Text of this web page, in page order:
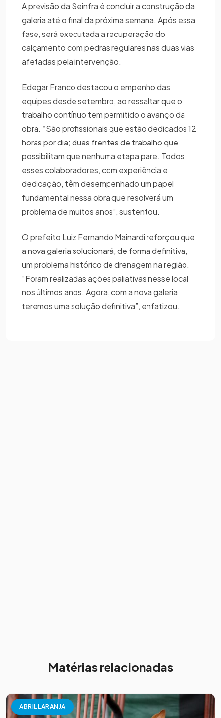
A previsão da Seinfra é concluir a construção da
galeria até o final da próxima semana. Após essa
fase, será executada a recuperação do
calçamento com pedras regulares nas duas vias
afetadas pela intervenção.
Edegar Franco destacou o empenho das
equipes desde setembro, ao ressaltar que o
trabalho contínuo tem permitido o avanço da
obra. “São profissionais que estão dedicados 12
horas por dia; duas frentes de trabalho que
possibilitam que nenhuma etapa pare. Todos
esses colaboradores, com experiência e
dedicação, têm desempenhado um papel
fundamental nessa obra que resolverá um
problema de muitos anos”, sustentou.
O prefeito Luiz Fernando Mainardi reforçou que
a nova galeria solucionará, de forma definitiva,
um problema histórico de drenagem na região.
“Foram realizadas ações paliativas nesse local
nos últimos anos. Agora, com a nova galeria
teremos uma solução definitiva”, enfatizou.
Matérias relacionadas
ABRIL LARANJA